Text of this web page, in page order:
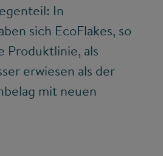
In
sich EcoFlakes, so
Produktlinie, als
erwiesen als der
mit neuen